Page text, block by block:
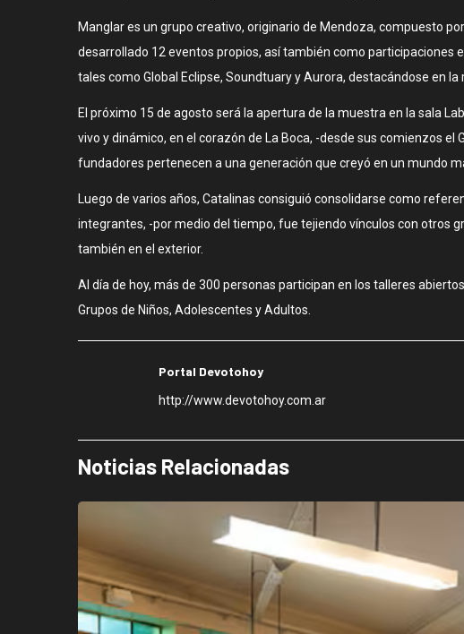
Manglar es un grupo creativo, originario de Mendoza, compuesto
desarrollado 12 eventos propios, así también como
tales como Global Eclipse, Soundtuary y Aurora, destacándose en
El próximo 15 de agosto será la apertura de la muestra en la sala
vivo y dinámico, en el corazón de La Boca, -desde sus comienzos
fundadores pertenecen a una generación que creyó en un mundo
Luego de varios años, Catalinas consiguió consolidarse como
integrantes, -por medio del tiempo, fue tejiendo vínculos con otros
también en el exterior.
Al día de hoy, más de 300 personas participan en los talleres
Grupos de Niños, Adolescentes y Adultos.
Portal Devotohoy
http://www.devotohoy.com.ar
Noticias Relacionadas